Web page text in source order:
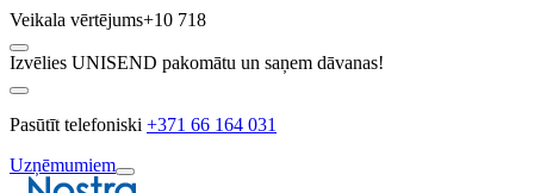
Veikala vērtējums+10 718
Izvēlies UNISEND pakomātu un saņem dāvanas!
Pasūtīt telefoniski +371 66 164 031
Uzņēmumiem